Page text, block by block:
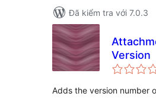
Đã kiểm tra với 7.0.3
Version
Adds the version number